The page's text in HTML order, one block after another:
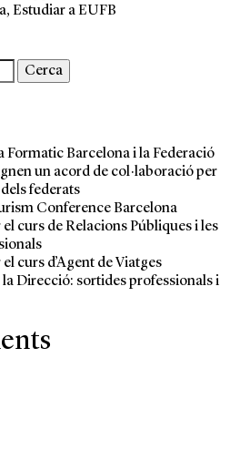
, Estudiar a EUFB
Formatic Barcelona i la Federació
un acord de col·laboració per
federats
Conference Barcelona
el curs de Relacions Públiques i les
curs d’Agent de Viatges
la Direcció: sortides professionals i